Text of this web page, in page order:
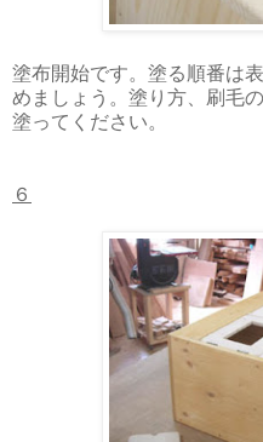
塗布開始です。塗る順番は
めましょう。塗り方、刷毛
塗ってください。
６